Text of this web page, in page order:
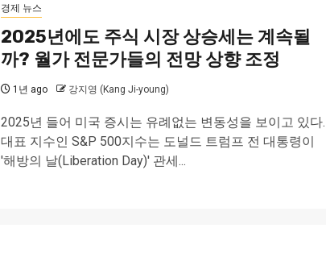
경제 뉴스
2025년에도 주식 시장 상승세는 계속될
까? 월가 전문가들의 전망 상향 조정
1년 ago 강지영 (Kang Ji-young)
2025년 들어 미국 증시는 유례없는 변동성을 보이고 있다.
대표 지수인 S&P 500지수는 도널드 트럼프 전 대통령이
'해방의 날(Liberation Day)' 관세...